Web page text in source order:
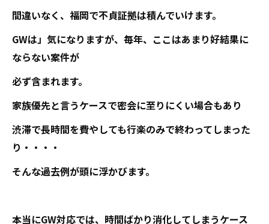
間違いなく、福岡で不貞証拠は積んでいけます。
GWは」気になりますが、毎年、ここはあまり好結果に
ならない案件が
必ず含まれます。
家族優先と言うケースで密会に至りにくい場合もあり
渋滞で長時間を費やしても行楽のみで終わってしまった
り・・・・
そんな過去例が頭に浮かびます。
本当にGW対応では、時間ばかり消化してしまうケース